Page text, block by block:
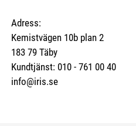
Adress:
Kemistvägen 10b plan 2
183 79 Täby
Kundtjänst: 010 - 761 00 40
info@iris.se